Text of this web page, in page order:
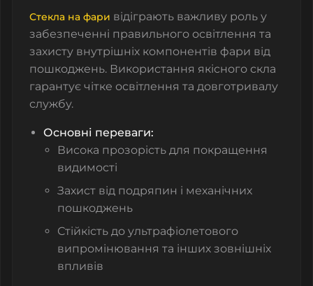
Стекла на фари відіграють важливу роль у
забезпеченні правильного освітлення та
захисту внутрішніх компонентів фари від
пошкоджень. Використання якісного скла
гарантує чітке освітлення та довготривалу
службу.
Основні переваги:
Висока прозорість для покращення
видимості
Захист від подряпин і механічних
пошкоджень
Стійкість до ультрафіолетового
випромінювання та інших зовнішніх
впливів